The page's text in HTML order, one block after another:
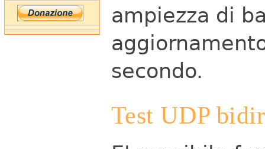
ampiezza di
secondo.
Test UDP